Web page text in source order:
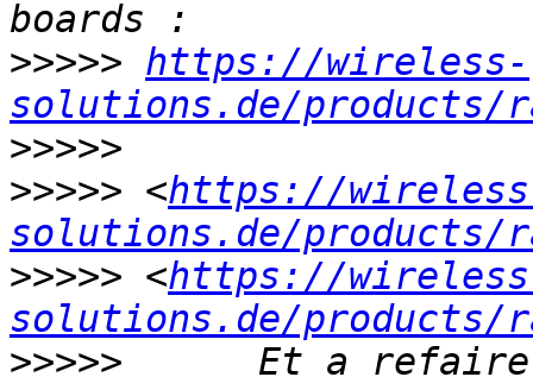
>>>>> https://wireless-
solutions.de/products/
>>>>>
>>>>> <https://
solutions.de/products/
>>>>> <https://
solutions.de/products/
>>>>> Et a refaire la